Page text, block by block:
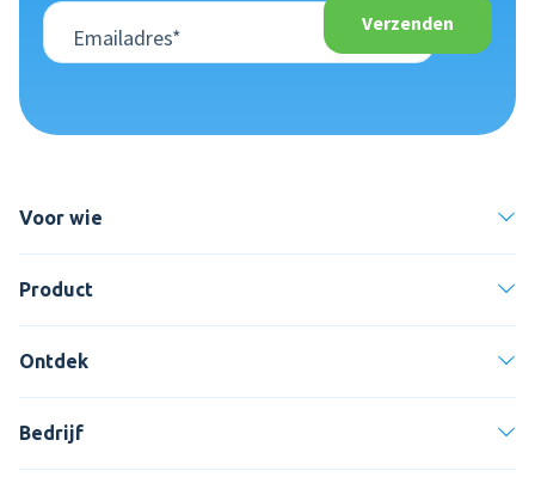
Voor wie
Product
Ontdek
Bedrijf